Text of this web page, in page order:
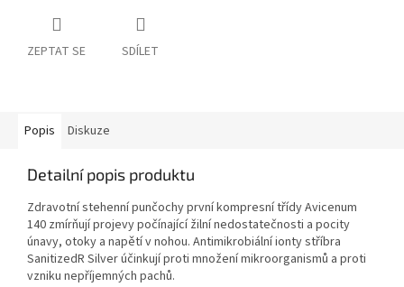
ZEPTAT SE SDÍLET
Popis Diskuze
Detailní popis produktu
Zdravotní stehenní punčochy první kompresní třídy Avicenum
140 zmírňují projevy počínající žilní nedostatečnosti a pocity
únavy, otoky a napětí v nohou. Antimikrobiální ionty stříbra
SanitizedR Silver účinkují proti množení mikroorganismů a proti
vzniku nepříjemných pachů.